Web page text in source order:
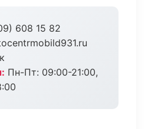
608 15 82
Пн-Пт: 09:00-21:00,